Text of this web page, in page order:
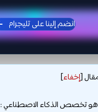
انضم إلينا على تليجرام
[إخفاء]
هو تخصص الذكاء الاصطناعي :